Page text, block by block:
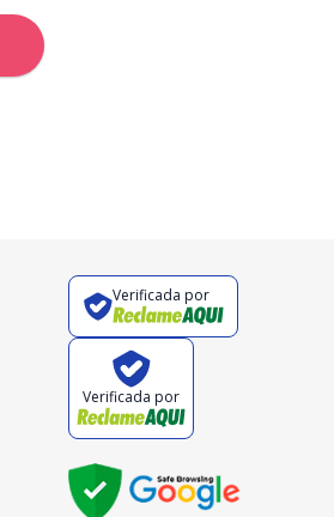
Verificada por
Verificada por